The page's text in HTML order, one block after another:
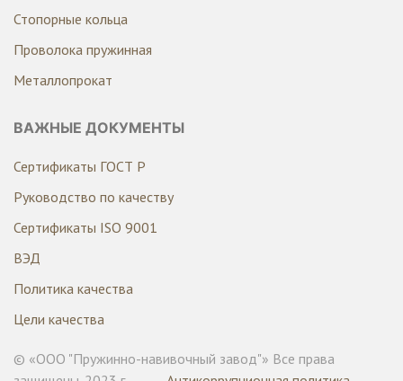
Стопорные кольца
Проволока пружинная
Металлопрокат
ВАЖНЫЕ ДОКУМЕНТЫ
Сертификаты ГОСТ Р
Руководство по качеству
Сертификаты ISO 9001
ВЭД
Политика качества
Цели качества
© «ООО "Пружинно-навивочный завод"» Все права